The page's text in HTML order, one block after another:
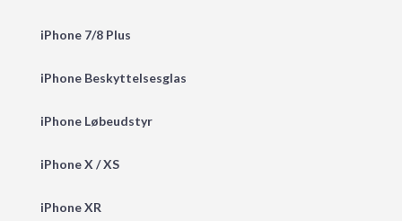
iPhone 7/8 Plus
iPhone Beskyttelsesglas
iPhone Løbeudstyr
iPhone X / XS
iPhone XR